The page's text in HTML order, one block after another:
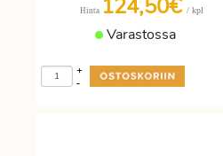
Hinta 124,50€ / kpl
Varastossa
-
+